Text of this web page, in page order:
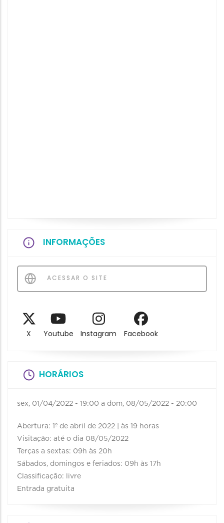
INFORMAÇÕES
ACESSAR O SITE
X Youtube Instagram Facebook
HORÁRIOS
sex, 01/04/2022 - 19:00 a dom, 08/05/2022 - 20:00
Abertura: 1º de abril de 2022 | às 19 horas
Visitação: até o dia 08/05/2022
Terças a sextas: 09h às 20h
Sábados, domingos e feriados: 09h às 17h
Classificação: livre
Entrada gratuita